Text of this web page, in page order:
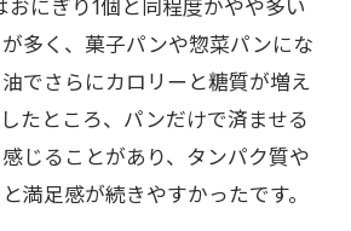
おにぎり1個と同程度かやや多い
多く、菓子パンや惣菜パンにな
でさらにカロリーと糖質が増え
たところ、パンだけで済ませる
じることがあり、タンパク質や
満足感が続きやすかったです。